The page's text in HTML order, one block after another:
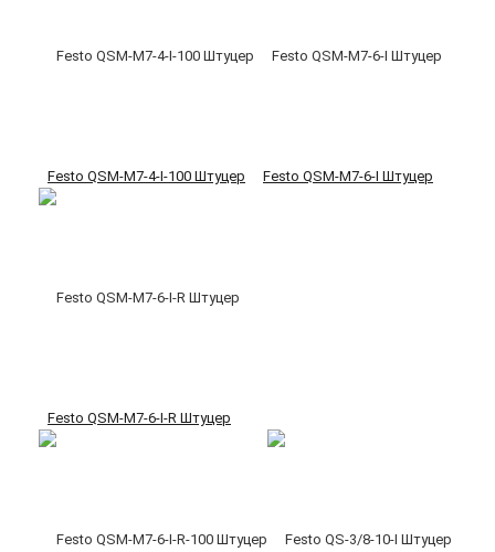
Festo QSM-M7-4-I-100 Штуцер Festo QSM-M7-6-I Штуцер
Festo QSM-M7-6-I-R Штуцер